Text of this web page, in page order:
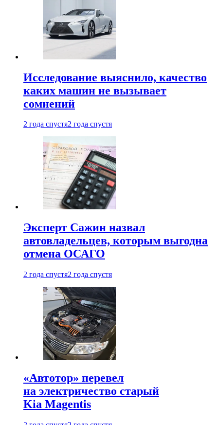
Исследование выяснило, качество
каких машин не вызывает
сомнений
2 года спустя2 года спустя
Эксперт Сажин назвал
автовладельцев, которым выгодна
отмена ОСАГО
2 года спустя2 года спустя
«Автотор» перевел
на электричество старый
Kia Magentis